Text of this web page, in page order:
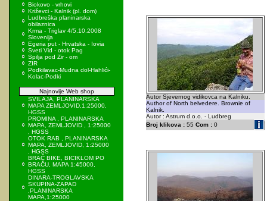
Biokovo - vrhovi
Križevci - Kalnik (pl. dom)
Ludbreška planinarska
obilaznica
Krma - Triglav 4/5.10.2008
Slovenija
Egeria put - Hrvatska - Iovia
Sveti Vid - otok Pag
Spilja pod Zir - om
ZIR
Podkilavac-Mudna dol-Hahlići-
Kolac-Podki
Najnovije Web shop
SVILAJA, PLANINARSKA
MAPA ZEMLJOVID,1:25000,
HGSS
PROMINA , PLANINARSKA
MAPA, ZEMLJOVID , 1:25000
, HGSS
OTOK RAB , PLANINARSKA
MAPA, ZEMLJOVID, 1:25000
, HGSS
BRAČ BIKE, BICIKLOM PO
BRAČU, MAPA 1:45000,
HGSS
DINARA-TROGLAVSKA
SKUPINA-ZAPAD
,PLANINARSKA
MAPA,1:25000
Autor Sjevernog vidikovca na Kalniku.
Author of North belvedere. Brownie of
Kalnik.
Autor : Astrum d.o.o. - Ludbreg
Broj klikova :55 Com :0